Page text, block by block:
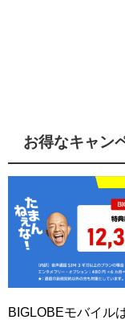
お得なキャン
BIGLOBEモバイル